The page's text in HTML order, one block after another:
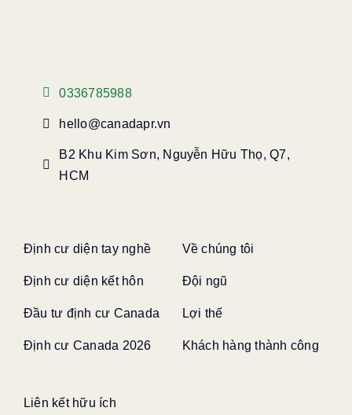
0336785988
hello@canadapr.vn
B2 Khu Kim Sơn, Nguyễn Hữu Thọ, Q7,
HCM
Định cư diện tay nghề
Định cư diện kết hôn
Đầu tư định cư Canada
Định cư Canada 2026
Về chúng tôi
Đội ngũ
Lợi thế
Khách hàng thành công
Liên kết hữu ích